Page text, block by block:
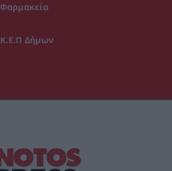
Φαρμακεία
Κ.Ε.Π Δήμων